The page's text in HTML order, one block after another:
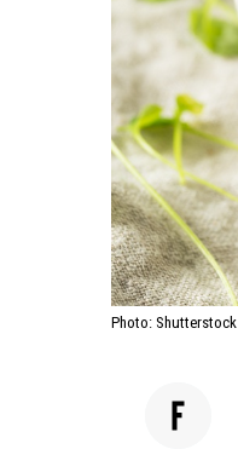
Photo: Shutterstock